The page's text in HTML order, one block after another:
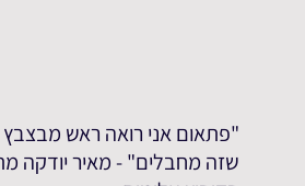
"פתאום אני רואה ראש מבצבץ